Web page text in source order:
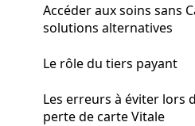
Accéder aux soins sans
solutions alternatives
Le rôle du tiers payant
Les erreurs à éviter lors
perte de carte Vitale